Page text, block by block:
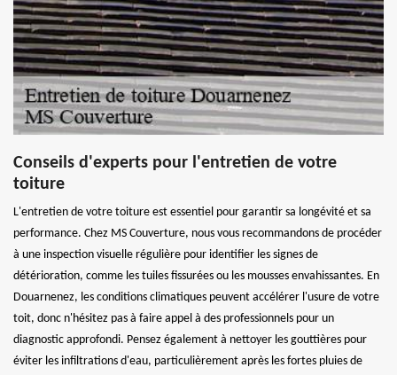
Conseils d'experts pour l'entretien de votre
toiture
L'entretien de votre toiture est essentiel pour garantir sa longévité et sa
performance. Chez MS Couverture, nous vous recommandons de procéder
à une inspection visuelle régulière pour identifier les signes de
détérioration, comme les tuiles fissurées ou les mousses envahissantes. En
Douarnenez, les conditions climatiques peuvent accélérer l'usure de votre
toit, donc n'hésitez pas à faire appel à des professionnels pour un
diagnostic approfondi. Pensez également à nettoyer les gouttières pour
éviter les infiltrations d'eau, particulièrement après les fortes pluies de